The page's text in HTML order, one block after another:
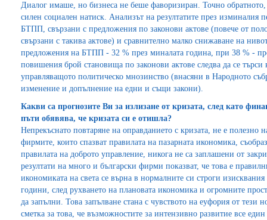
Диалог имаше, но бизнеса не беше фаворизиран. Точно
силен социален натиск. Анализът на резултатите през изминалия
БТПП, свързани с предложения по законови актове (повече от
свързани с такива актове) и сравнително малко снижаване на
предложения на БТПП - 32 % през миналата година, при 38 % -
повишения брой становища по законови актове следва да се търси
управляващото политическо мнозинство (внасяни в Народното
изменение и допълнение на едни и същи закони).
Какви са прогнозите Ви за излизане от кризата, след като
пъти обявява, че кризата си е отишла?
Непрекъснато повтаряне на оправданието с кризата, не е
фирмите, които спазват правилата на пазарната икономика,
правилата на доброто управление, никога не са заплашени от
резултати на много и български фирми показват, че това е
икономиката на света се върна в нормалните си строги
години, след рухването на плановата икономика и огромните
да запълни. Това запълване стана с чувството на еуфория от
сметка за това, че възможностите за интензивно развитие все